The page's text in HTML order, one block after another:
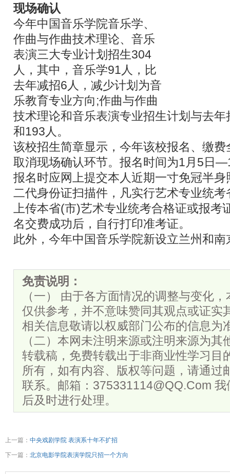
现场确认
今年中国音乐学院音乐学、
作曲与作曲技术理论、音乐
表演三大专业计划招生304
人，其中，音乐学91人，比
去年减招6人，减少计划为音
乐教育专业方向;作曲与作曲
技术理论和音乐表演专业招生计划与去
和193人。
该校招生简章显示，今年该校报名、缴
取消现场确认环节。报名时间为1月5日
报名时应网上提交本人近期一寸免冠半
二代身份证扫描件，凡实行艺术专业统
上传本省(市)艺术专业统考合格证或报考
名交费成功后，自行打印准考证。
此外，今年中国音乐学院新设立兰州和
免责说明：
（一） 由于各方面情况的调整与变化
仅供参考，并不意味赞同其观点或证实
相关信息敬请以权威部门公布的信息为
（二）本网未注明来源或注明来源为其
转载稿，免费转载出于非商业性学习目
所有，如有内容、版权等问题，请通过
联系。邮箱：375331114@QQ.Com
后及时进行处理。
上一篇： 中央戏剧学院 表演系十年不扩招
下一篇： 北京电影学院表演学院只招一个方向